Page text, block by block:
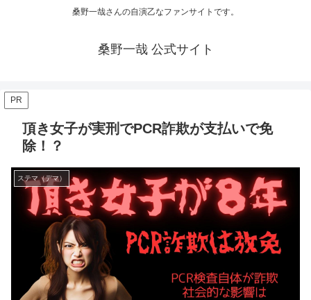
桑野一哉さんの自演乙なファンサイトです。
桑野一哉 公式サイト
PR
頂き女子が実刑でPCR詐欺が支払いで免
除！？
ステマ（デマ）